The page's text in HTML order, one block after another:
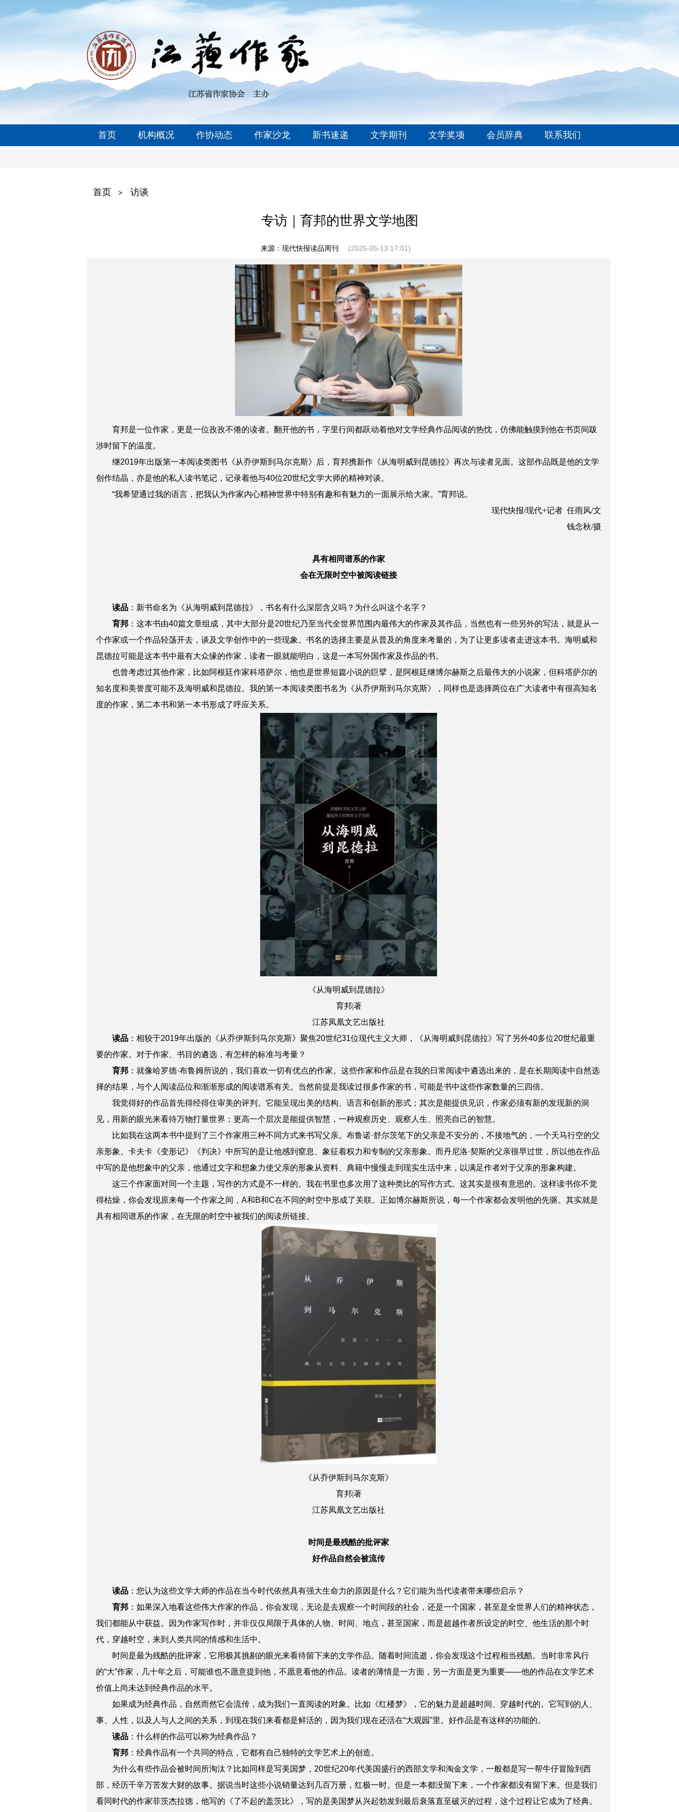
首页 机构概况 作协动态 作家沙龙 新书速递 文学期刊 文学奖项 会员辞典 联系我们
首页 > 访谈
专访｜育邦的世界文学地图
来源：现代快报读品周刊 (2025-05-13 17:01)
育邦是一位作家，更是一位孜孜不倦的读者。翻开他的书，字里行间都跃动着他对文学经典作品阅读的热忱，仿佛能触摸到他在书页间跋
涉时留下的温度。
继2019年出版第一本阅读类图书《从乔伊斯到马尔克斯》后，育邦携新作《从海明威到昆德拉》再次与读者见面。这部作品既是他的文学
创作结晶，亦是他的私人读书笔记，记录着他与40位20世纪文学大师的精神对谈。
“我希望通过我的语言，把我认为作家内心精神世界中特别有趣和有魅力的一面展示给大家。”育邦说。
现代快报/现代+记者 任雨风/文
钱念秋/摄
具有相同谱系的作家
会在无限时空中被阅读链接
读品 ： 新书命名为《从海明威到昆德拉》，书名有什么深层含义吗？为什么叫这个名字？
育邦 ： 这本书由40篇文章组成，其中大部分是20世纪乃至当代全世界范围内最伟大的作家及其作品，当然也有一些另外的写法，就是从一
个作家或一个作品轻荡开去，谈及文学创作中的一些现象。书名的选择主要是从普及的角度来考量的，为了让更多读者走进这本书。海明威和
昆德拉可能是这本书中最有大众缘的作家，读者一眼就能明白，这是一本写外国作家及作品的书。
也曾考虑过其他作家，比如阿根廷作家科塔萨尔，他也是世界短篇小说的巨擘，是阿根廷继博尔赫斯之后最伟大的小说家，但科塔萨尔的
知名度和美誉度可能不及海明威和昆德拉。我的第一本阅读类图书名为《从乔伊斯到马尔克斯》，同样也是选择两位在广大读者中有很高知名
度的作家，第二本书和第一本书形成了呼应关系。
《从海明威到昆德拉》
育邦|著
江苏凤凰文艺出版社
读品 ： 相较于2019年出版的《从乔伊斯到马尔克斯》聚焦20世纪31位现代主义大师，《从海明威到昆德拉》写了另外40多位20世纪最重
要的作家。对于作家、书目的遴选，有怎样的标准与考量？
育邦 ： 就像哈罗德·布鲁姆所说的，我们喜欢一切有优点的作家。这些作家和作品是在我的日常阅读中遴选出来的，是在长期阅读中自然选
择的结果，与个人阅读品位和渐渐形成的阅读谱系有关。当然前提是我读过很多作家的书，可能是书中这些作家数量的三四倍。
我觉得好的作品首先得经得住审美的评判。它能呈现出美的结构、语言和创新的形式；其次是能提供见识，作家必须有新的发现新的洞
见，用新的眼光来看待万物打量世界；更高一个层次是能提供智慧，一种观察历史、观察人生、照亮自己的智慧。
比如我在这两本书中提到了三个作家用三种不同方式来书写父亲。布鲁诺·舒尔茨笔下的父亲是不安分的，不接地气的，一个天马行空的父
亲形象。卡夫卡《变形记》《判决》中所写的是让他感到窒息、象征着权力和专制的父亲形象。而丹尼洛·契斯的父亲很早过世，所以他在作品
中写的是他想象中的父亲，他通过文字和想象力使父亲的形象从资料、典籍中慢慢走到现实生活中来，以满足作者对于父亲的形象构建。
这三个作家面对同一个主题，写作的方式是不一样的。我在书里也多次用了这种类比的写作方式。这其实是很有意思的。这样读书你不觉
得枯燥，你会发现原来每一个作家之间，A和B和C在不同的时空中形成了关联。正如博尔赫斯所说，每一个作家都会发明他的先驱。其实就是
具有相同谱系的作家，在无限的时空中被我们的阅读所链接。
《从乔伊斯到马尔克斯》
育邦|著
江苏凤凰文艺出版社
时间是最残酷的批评家
好作品自然会被流传
读品 ： 您认为这些文学大师的作品在当今时代依然具有强大生命力的原因是什么？它们能为当代读者带来哪些启示？
育邦 ： 如果深入地看这些伟大作家的作品，你会发现，无论是去观察一个时间段的社会，还是一个国家，甚至是全世界人们的精神状态，
我们都能从中获益。因为作家写作时，并非仅仅局限于具体的人物、时间、地点，甚至国家，而是超越作者所设定的时空、他生活的那个时
代，穿越时空，来到人类共同的情感和生活中。
时间是最为残酷的批评家，它用极其挑剔的眼光来看待留下来的文学作品。随着时间流逝，你会发现这个过程相当残酷。当时非常风行
的“大”作家，几十年之后，可能谁也不愿意提到他，不愿意看他的作品。读者的薄情是一方面，另一方面是更为重要——他的作品在文学艺术
价值上尚未达到经典作品的水平。
如果成为经典作品，自然而然它会流传，成为我们一直阅读的对象。比如《红楼梦》，它的魅力是超越时间、穿越时代的。它写到的人、
事、人性，以及人与人之间的关系，到现在我们来看都是鲜活的，因为我们现在还活在“大观园”里。好作品是有这样的功能的。
读品 ： 什么样的作品可以称为经典作品？
育邦 ： 经典作品有一个共同的特点，它都有自己独特的文学艺术上的创造。
为什么有些作品会被时间所淘汰？比如同样是写美国梦，20世纪20年代美国盛行的西部文学和淘金文学，一般都是写一帮牛仔冒险到西
部，经历千辛万苦发大财的故事。据说当时这些小说销量达到几百万册，红极一时。但是一本都没留下来，一个作家都没有留下来。但是我们
看同时代的作家菲茨杰拉德，他写的《了不起的盖茨比》，写的是美国梦从兴起勃发到最后衰落直至破灭的过程，这个过程让它成为了经典。